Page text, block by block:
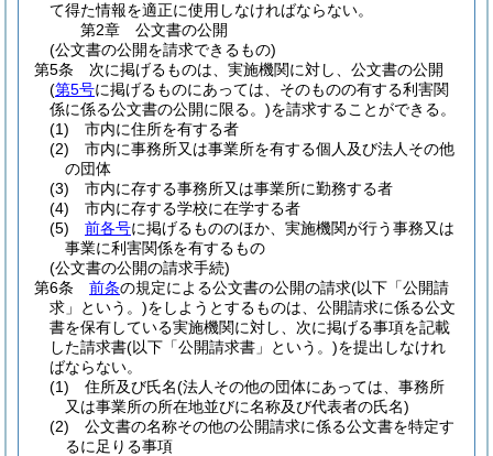
て得た情報を適正に使用しなければならない。
第2章
公文書の公開
(公文書の公開を請求できるもの)
第5条
次に掲げるものは、実施機関に対し、公文書の公開
(第5号に掲げるものにあっては、そのものの有する利害関
係に係る公文書の公開に限る。)を請求することができる。
(1)
市内に住所を有する者
(2)
市内に事務所又は事業所を有する個人及び法人その他
の団体
(3)
市内に存する事務所又は事業所に勤務する者
(4)
市内に存する学校に在学する者
(5)
前各号に掲げるもののほか、実施機関が行う事務又は
事業に利害関係を有するもの
(公文書の公開の請求手続)
第6条
前条の規定による公文書の公開の請求(以下「公開請
求」という。)をしようとするものは、公開請求に係る公文
書を保有している実施機関に対し、次に掲げる事項を記載
した請求書(以下「公開請求書」という。)を提出しなけれ
ばならない。
(1)
住所及び氏名(法人その他の団体にあっては、事務所
又は事業所の所在地並びに名称及び代表者の氏名)
(2)
公文書の名称その他の公開請求に係る公文書を特定す
るに足りる事項